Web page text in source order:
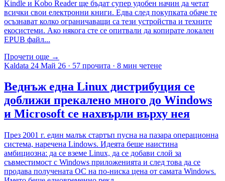
Kindle и Kobo Reader ще бъдат супер удобен начин да четат
всички свои електронни книги. Едва след покупката обаче те
осъзнават колко ограничаващи са тези устройства и техните
екосистеми. Ако някога сте се опитвали да копирате локален
EPUB файл...
Прочети още →
Kaldata 24 Май 26 · 57 прочита · 8 мин четене
Веднъж една Linux дистрибуция се
доближи прекалено много до Windows
и Microsoft се нахвърли върху нея
През 2001 г. един малък стартъп пусна на пазара операционна
система, наречена Lindows. Идеята беше наистина
амбициозна: да се вземе Linux, да се добави слой за
съвместимост с Windows приложенията и след това да се
продава получената ОС на по-ниска цена от самата Windows.